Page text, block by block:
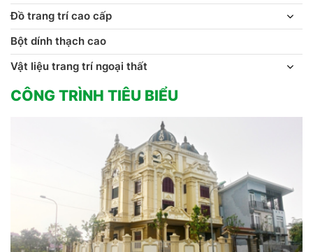
Đồ trang trí cao cấp
Bột dính thạch cao
Vật liệu trang trí ngoại thất
CÔNG TRÌNH TIÊU BIỂU